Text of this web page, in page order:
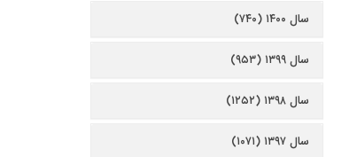
سال ۱۴۰۰ (۷۴۰)
سال ۱۳۹۹ (۹۵۳)
سال ۱۳۹۸ (۱۲۵۲)
سال ۱۳۹۷ (۱۰۷۱)